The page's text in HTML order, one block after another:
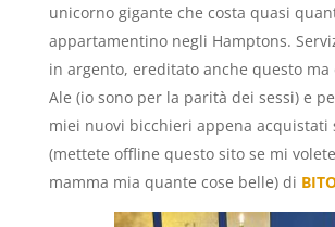
unicorno gigante che costa quasi
appartamentino negli Hamptons.
in argento, ereditato anche questo
Ale (io sono per la parità dei sessi) e
miei nuovi bicchieri appena acquistati
(mettete offline questo sito se mi
mamma mia quante cose belle) di